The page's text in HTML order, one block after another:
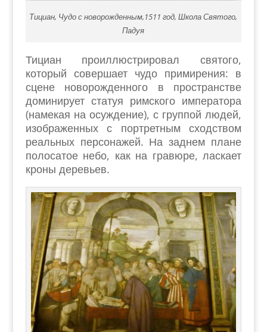
Тициан, Чудо с новорожденным,1511 год, Школа Святого,
Падуя
Тициан проиллюстрировал святого,
который совершает чудо примирения: в
сцене новорожденного в пространстве
доминирует статуя римского императора
(намекая на осуждение), с группой людей,
изображенных с портретным сходством
реальных персонажей. На заднем плане
полосатое небо, как на гравюре, ласкает
кроны деревьев.